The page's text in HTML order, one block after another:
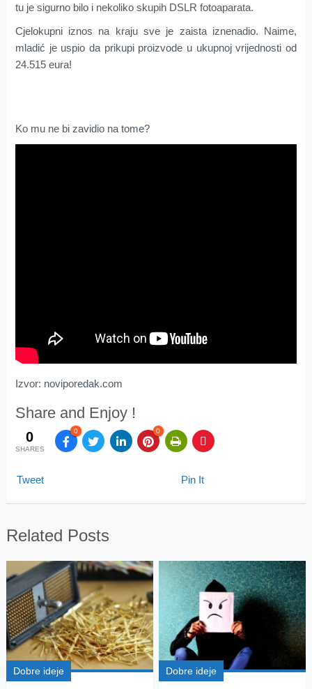
tu je sigurno bilo i nekoliko skupih DSLR fotoaparata.
Cjelokupni iznos na kraju sve je zaista iznenadio. Naime,
mladić je uspio da prikupi proizvode u ukupnoj vrijednosti od
24.515 eura!
Ko mu ne bi zavidio na tome?
Izvor: noviporedak.com
Share and Enjoy !
0
SHARES
0 0
Tweet Pin It
Related Posts
Dobre ideje Dobre ideje